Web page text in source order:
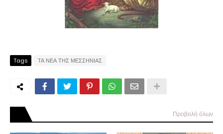
Tags ΤΑ ΝΕΑ ΤΗΣ ΜΕΣΣΗΝΙΑΣ
Προβολή όλων